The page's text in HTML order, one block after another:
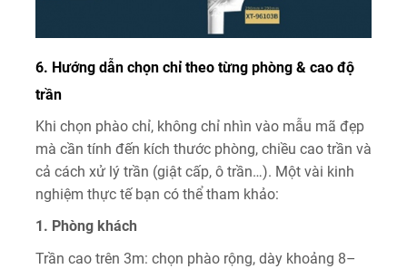
6. Hướng dẫn chọn chỉ theo từng phòng & cao độ
trần
Khi chọn phào chỉ, không chỉ nhìn vào mẫu mã đẹp
mà cần tính đến kích thước phòng, chiều cao trần và
cả cách xử lý trần (giật cấp, ô trần…). Một vài kinh
nghiệm thực tế bạn có thể tham khảo:
1. Phòng khách
Trần cao trên 3m: chọn phào rộng, dày khoảng 8–